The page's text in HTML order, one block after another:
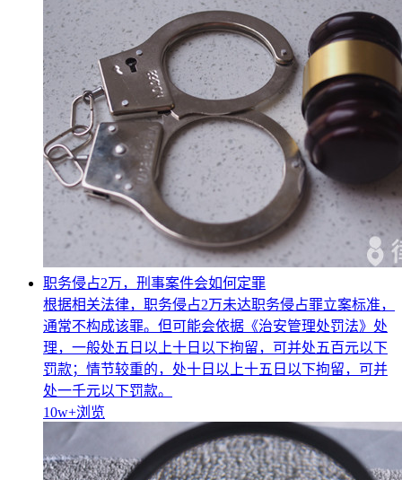
职务侵占2万，刑事案件会如何定罪
根据相关法律，职务侵占2万未达职务侵占罪立案标准，
通常不构成该罪。但可能会依据《治安管理处罚法》处
理，一般处五日以上十日以下拘留，可并处五百元以下
罚款；情节较重的，处十日以上十五日以下拘留，可并
处一千元以下罚款。
10w+浏览